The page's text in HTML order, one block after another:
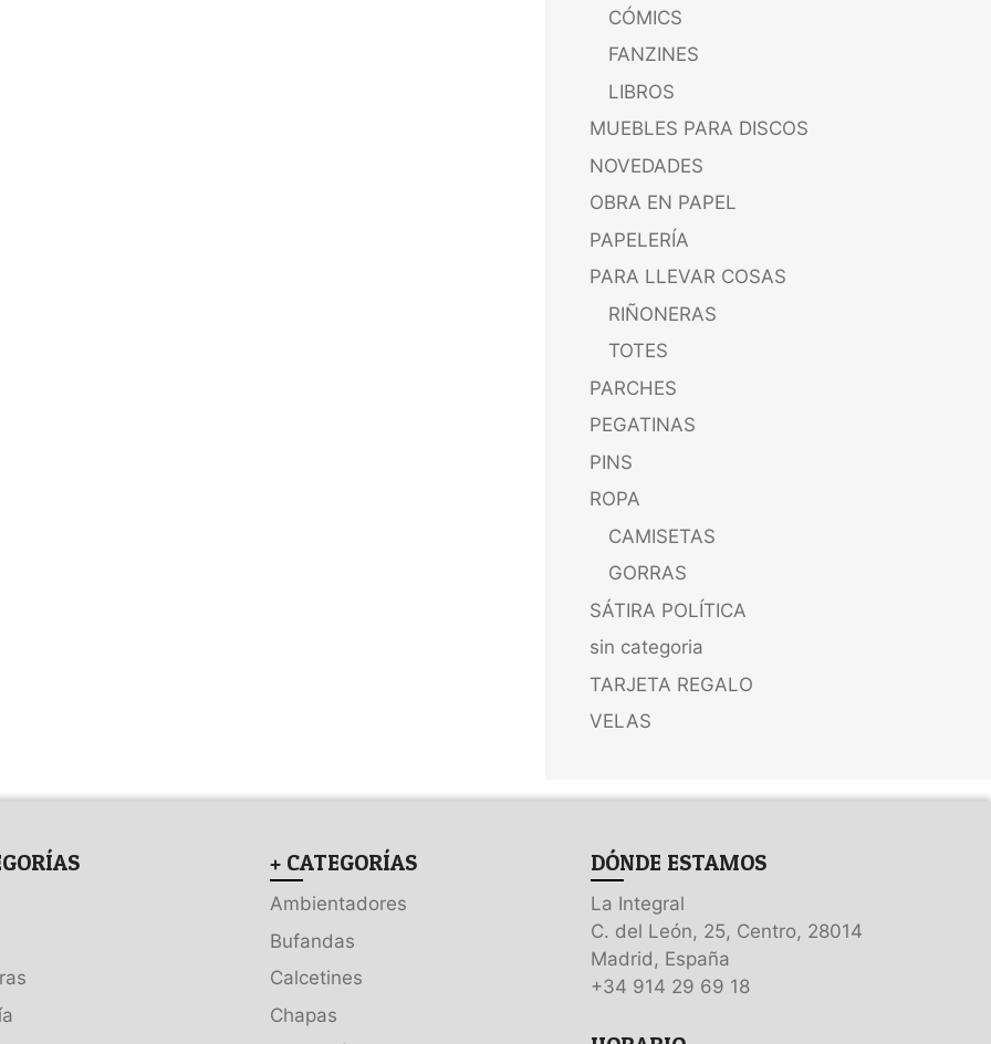
CÓMICS
FANZINES
LIBROS
MUEBLES PARA DISCOS
NOVEDADES
OBRA EN PAPEL
PAPELERÍA
PARA LLEVAR COSAS
RIÑONERAS
TOTES
PARCHES
PEGATINAS
PINS
ROPA
CAMISETAS
GORRAS
SÁTIRA POLÍTICA
sin categoria
TARJETA REGALO
VELAS
+ CATEGORÍAS
Ambientadores
Bufandas
Calcetines
Chapas
DÓNDE ESTAMOS
La Integral
C. del León, 25, Centro, 28014
Madrid, España
+34 914 29 69 18